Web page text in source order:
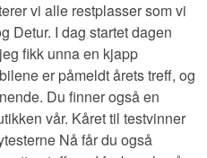
vi alle restplasser som vi
Detur. I dag startet dagen
fikk unna en kjapp
er påmeldt årets treff, og
Du finner også en
vår. Kåret til testvinner
Nå får du også